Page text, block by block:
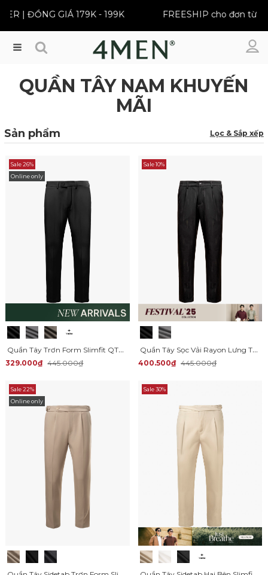
ĐỒNG GIÁ 179K - 199K FREESHIP cho đơn từ 399K
Menu
QUẦN TÂY NAM KHUYẾN
MÃI
Sản phẩm Lọc & Sắp xếp
Sale 26%
Online only
Quần Tây Trơn Form Slimfit QT071
329.000₫ 445.000₫
Sale 10%
Quần Tây Sọc Vải Rayon Lưng Thun Form Regular QT072
400.500₫ 445.000₫
Sale 22%
Online only
Sale 30%